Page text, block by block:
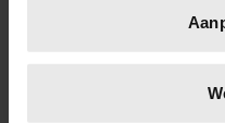
op specifieke
verwerkt en stel uw